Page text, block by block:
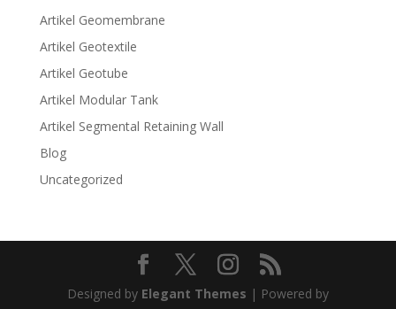
Artikel Geomembrane
Artikel Geotextile
Artikel Geotube
Artikel Modular Tank
Artikel Segmental Retaining Wall
Blog
Uncategorized
Designed by Elegant Themes | Powered by